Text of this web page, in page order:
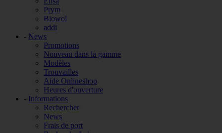
Prym
Biowol
addi
- News
Promotions
Nouveau dans la gamme
Modèles
Trouvailles
Aide Onlineshop
Heures d'ouverture
- Informations
Rechercher
News
Frais de port